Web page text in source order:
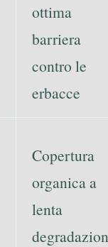
ottima
barriera
contro le
erbacce
Copertura
organica a
lenta